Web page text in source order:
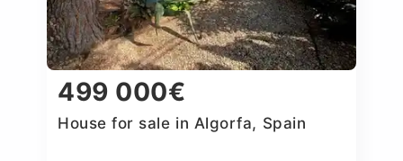
499 000€
House for sale in Algorfa, Spain